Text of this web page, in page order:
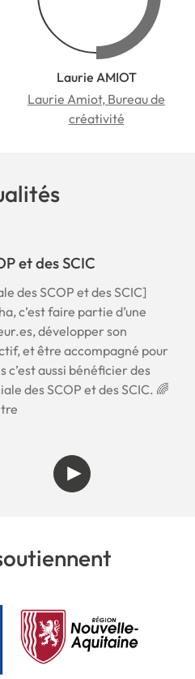
Laurie AMIOT
Laurie Amiot, Bureau de
créativité
et des SCIC
des SCOP et des SCIC]
c’est faire partie d’une
développer son
et être accompagné pour
c’est aussi bénéficier des
des SCOP et des SCIC. 🌈